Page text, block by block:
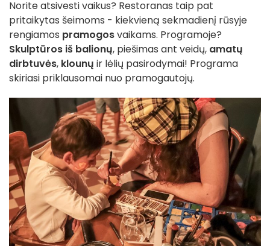
Norite atsivesti vaikus? Restoranas taip pat
pritaikytas šeimoms - kiekvieną sekmadienį rūsyje
rengiamos pramogosvaikams. Programoje?
Skulptūros iš balionų, piešimas ant veidų, amatų
dirbtuvės, klounų ir lėlių pasirodymai! Programa
skiriasi priklausomai nuo pramogautojų.